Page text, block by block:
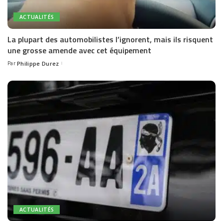
ACTUALITÉS
La plupart des automobilistes l’ignorent, mais ils risquent
une grosse amende avec cet équipement
Posted
Par Philippe Durez
ACTUALITÉS